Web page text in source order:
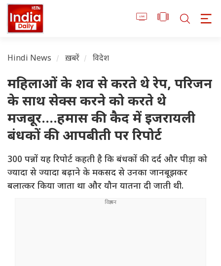
Hindi News ख़बरें विदेश
महिलाओं के शव से करते थे रेप, परिजन
के साथ सेक्स करने को करते थे
मजबूर....हमास की कैद में इजरायली
बंधकों की आपबीती पर रिपोर्ट
300 पन्नों यह रिपोर्ट कहती है कि बंधकों की दर्द और पीड़ा को
ज्यादा से ज्यादा बढ़ाने के मकसद से उनका जानबूझकर
बलात्कर किया जाता था और यौन यातना दी जाती थी.